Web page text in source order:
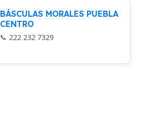
BÁSCULAS MORALES PUEBLA
CENTRO
222 232 7329